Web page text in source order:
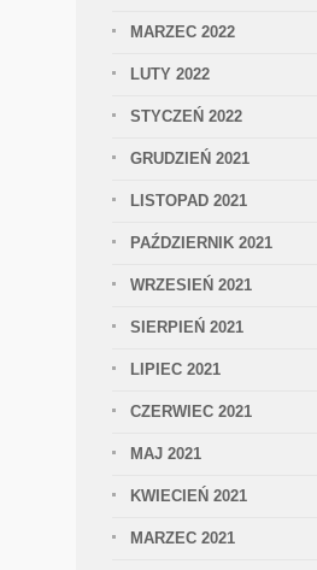
MARZEC 2022
LUTY 2022
STYCZEŃ 2022
GRUDZIEŃ 2021
LISTOPAD 2021
PAŹDZIERNIK 2021
WRZESIEŃ 2021
SIERPIEŃ 2021
LIPIEC 2021
CZERWIEC 2021
MAJ 2021
KWIECIEŃ 2021
MARZEC 2021